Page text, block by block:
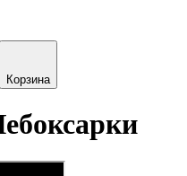
Корзина